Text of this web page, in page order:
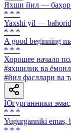
Яхши йил —
* * *
Yaxshi yil —
* * *
A good beginning
* * *
Хорошее начало
#яхшилик ва
#йил фасллари ва
Югурганники
* * *
Yugurganniki emas,